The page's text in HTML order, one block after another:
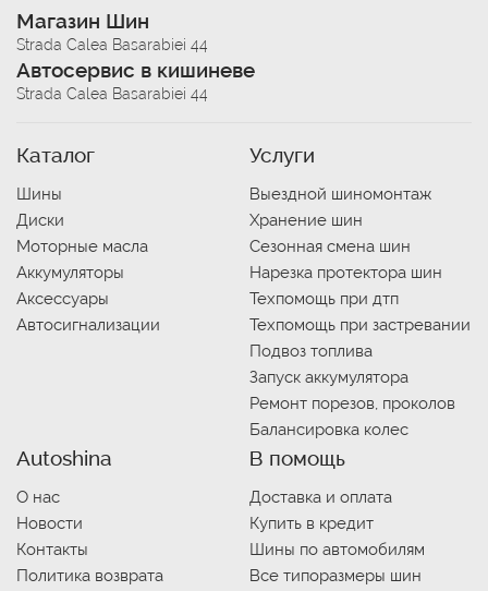
Магазин Шин
Strada Calea Basarabiei 44
Автосервис в кишиневе
Strada Calea Basarabiei 44
Каталог
Шины
Диски
Моторные масла
Аккумуляторы
Аксессуары
Автосигнализации
Услуги
Выездной шиномонтаж
Хранение шин
Сезонная смена шин
Нарезка протектора шин
Техпомощь при дтп
Техпомощь при застревании
Подвоз топлива
Запуск аккумулятора
Ремонт порезов, проколов
Балансировка колес
Autoshina
О нас
Новости
Контакты
Политика возврата
В помощь
Доставка и оплата
Купить в кредит
Шины по автомобилям
Все типоразмеры шин